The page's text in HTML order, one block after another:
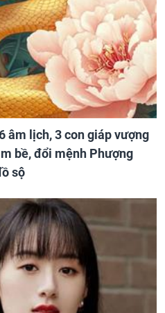
âm lịch, 3 con giáp vượng
bề, đổi mệnh Phượng
sộ